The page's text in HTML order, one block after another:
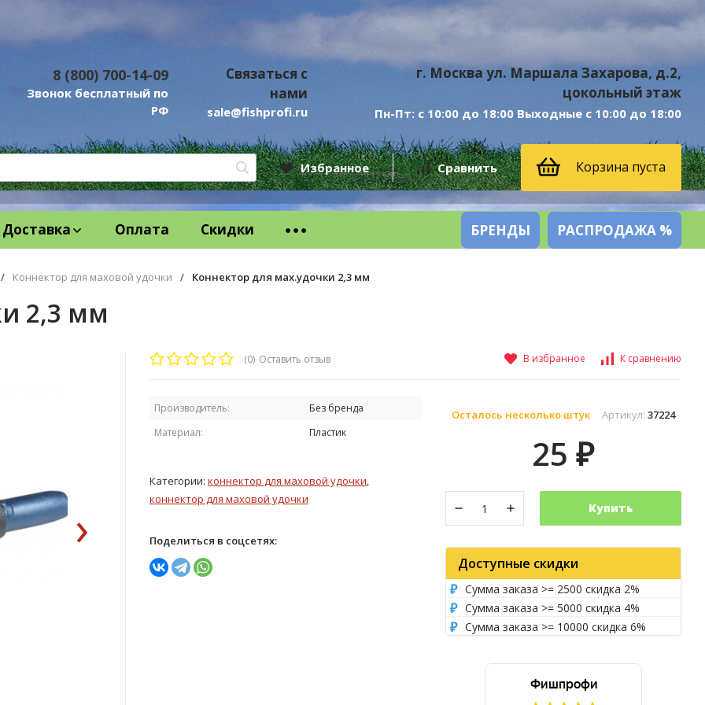
8 (800) 700-14-09
Звонок бесплатный по
РФ
Связаться с
нами
sale@fishprofi.ru
г. Москва ул. Маршала Захарова, д.2,
цокольный этаж
Пн-Пт: с 10:00 до 18:00 Выходные с 10:00 до 18:00
Избранное Сравнить Корзина пуста
Доставка Оплата Скидки БРЕНДЫ РАСПРОДАЖА %
/ Коннектор для маховой удочки / Коннектор для мах.удочки 2,3 мм
2,3 мм
›
(0) Оставить отзыв В избранное К сравнению
Производитель:
Без бренда
Материал:
Пластик
Категории: коннектор для маховой удочки,
коннектор для маховой удочки
Поделиться в соцсетях:
Артикул:37224
Осталось несколько штук
25 ₽
Купить
Доступные скидки
Сумма заказа >= 2500 скидка 2%
Сумма заказа >= 5000 скидка 4%
Сумма заказа >= 10000 скидка 6%